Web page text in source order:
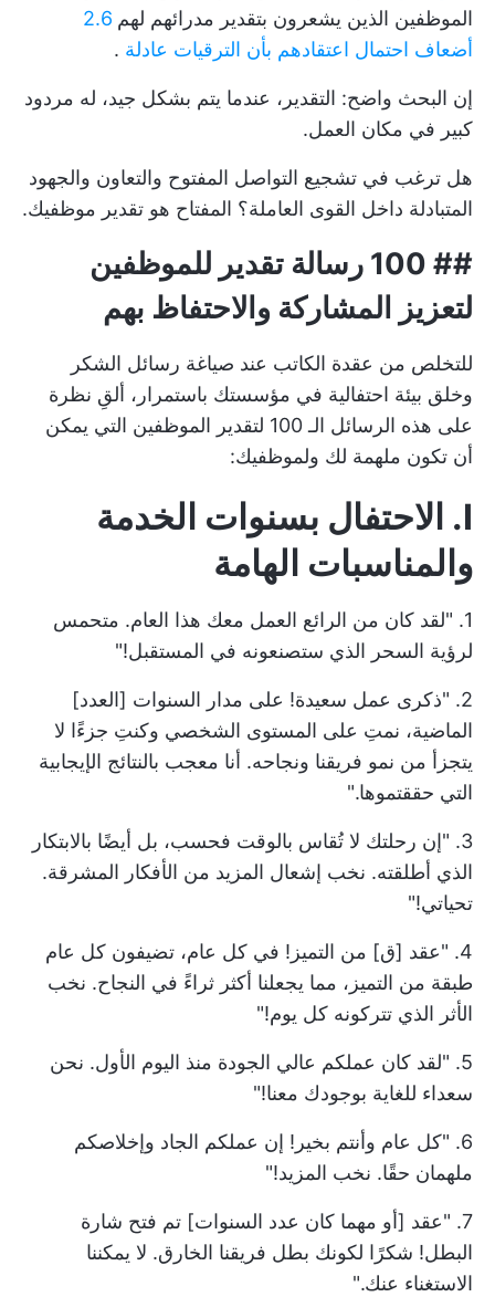
الموظفين الذين يشعرون بتقدير مدرائهم لهم 2.6
أضعاف احتمال اعتقادهم بأن الترقيات عادلة .
إن البحث واضح: التقدير، عندما يتم بشكل جيد، له مردود
كبير في مكان العمل.
هل ترغب في تشجيع التواصل المفتوح والتعاون والجهود
المتبادلة داخل القوى العاملة؟ المفتاح هو تقدير موظفيك.
## 100 رسالة تقدير للموظفين
لتعزيز المشاركة والاحتفاظ بهم
للتخلص من عقدة الكاتب عند صياغة رسائل الشكر
وخلق بيئة احتفالية في مؤسستك باستمرار، ألقِ نظرة
على هذه الرسائل الـ 100 لتقدير الموظفين التي يمكن
أن تكون ملهمة لك ولموظفيك:
I. الاحتفال بسنوات الخدمة
والمناسبات الهامة
1. "لقد كان من الرائع العمل معك هذا العام. متحمس
لرؤية السحر الذي ستصنعونه في المستقبل!"
2. "ذكرى عمل سعيدة! على مدار السنوات [العدد]
الماضية، نمتِ على المستوى الشخصي وكنتِ جزءًا لا
يتجزأ من نمو فريقنا ونجاحه. أنا معجب بالنتائج الإيجابية
التي حققتموها."
3. "إن رحلتك لا تُقاس بالوقت فحسب، بل أيضًا بالابتكار
الذي أطلقته. نخب إشعال المزيد من الأفكار المشرقة.
تحياتي!"
4. "عقد [ق] من التميز! في كل عام، تضيفون كل عام
طبقة من التميز، مما يجعلنا أكثر ثراءً في النجاح. نخب
الأثر الذي تتركونه كل يوم!"
5. "لقد كان عملكم عالي الجودة منذ اليوم الأول. نحن
سعداء للغاية بوجودك معنا!"
6. "كل عام وأنتم بخير! إن عملكم الجاد وإخلاصكم
ملهمان حقًا. نخب المزيد!"
7. "عقد [أو مهما كان عدد السنوات] تم فتح شارة
البطل! شكرًا لكونك بطل فريقنا الخارق. لا يمكننا
الاستغناء عنك."